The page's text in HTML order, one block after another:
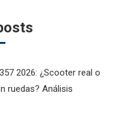
2026: ¿Scooter real o
ruedas? Análisis